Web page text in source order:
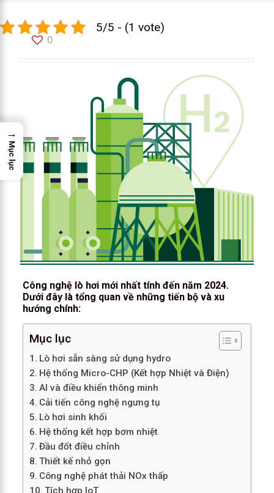
5/5 - (1 vote)
0
Công nghệ lò hơi mới nhất tính đến năm 2024.
Dưới đây là tổng quan về những tiến bộ và xu
hướng chính:
Mục lục
Lò hơi sẵn sàng sử dụng hydro
Hệ thống Micro-CHP (Kết hợp Nhiệt và Điện)
AI và điều khiển thông minh
Cải tiến công nghệ ngưng tụ
Lò hơi sinh khối
Hệ thống kết hợp bơm nhiệt
Đầu đốt điều chỉnh
Thiết kế nhỏ gọn
Công nghệ phát thải NOx thấp
Tích hợp IoT
→
Mục lục